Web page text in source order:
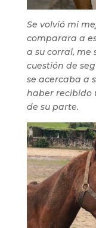
Se volvió mi
comparara a
a su corral, me
cuestión de
se acercaba a
haber recibido
de su parte.